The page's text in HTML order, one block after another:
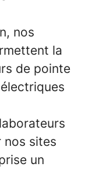
nos
la
de pointe
nos sites
un